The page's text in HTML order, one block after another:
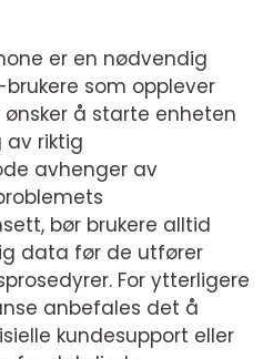
er en nødvendig
som opplever
å starte enheten
av riktig
avhenger av
bør brukere alltid
data før de utfører
For ytterligere
anbefales det å
kundesupport eller